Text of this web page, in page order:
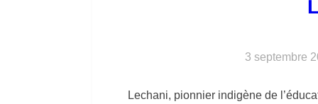
3 septembre
Lechani, pionnier indigène de